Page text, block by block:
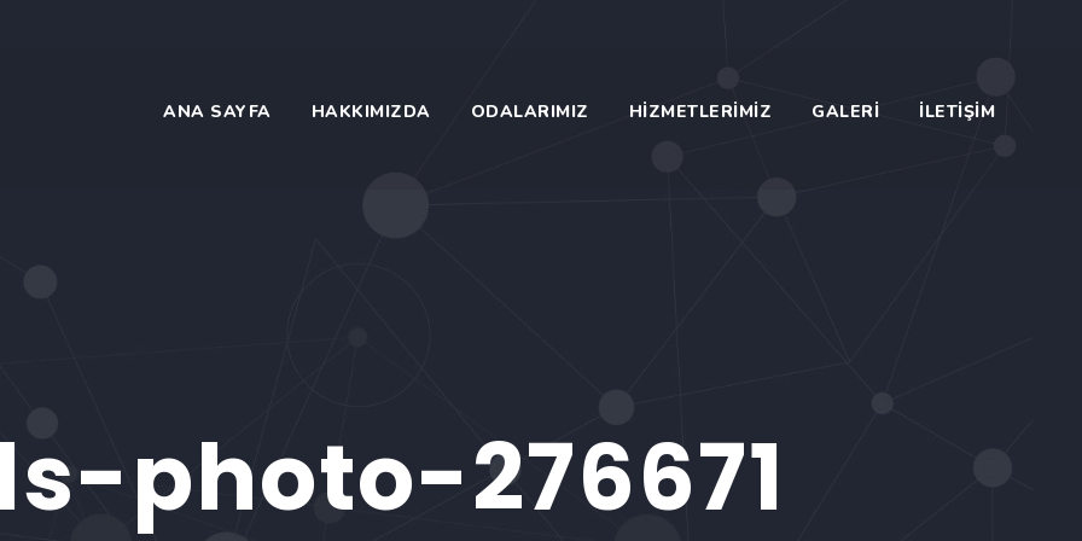
ANA SAYFA HAKKIMIZDA ODALARIMIZ HIZMETLERIMIZ GALERI İLETIŞIM
photo-276671